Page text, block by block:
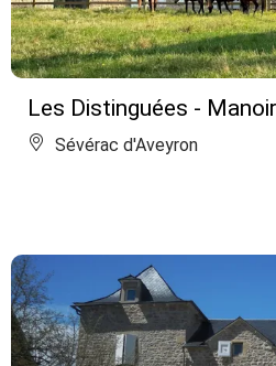
Les Distinguées -
Sévérac d'Aveyron